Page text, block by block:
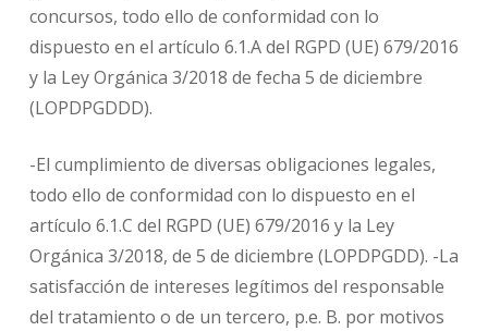
concursos, todo ello de conformidad con lo
dispuesto en el artículo 6.1.A del RGPD (UE) 679/2016
y la Ley Orgánica 3/2018 de fecha 5 de diciembre
(LOPDPGDDD).
-El cumplimiento de diversas obligaciones legales,
todo ello de conformidad con lo dispuesto en el
artículo 6.1.C del RGPD (UE) 679/2016 y la Ley
Orgánica 3/2018, de 5 de diciembre (LOPDPGDD). -La
satisfacción de intereses legítimos del responsable
del tratamiento o de un tercero, p.e. B. por motivos